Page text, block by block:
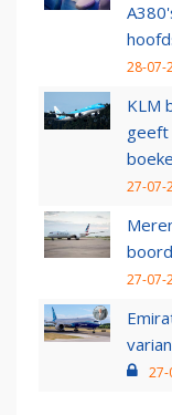
28-07-
KLM
geeft
27-07-
27-07-
27-